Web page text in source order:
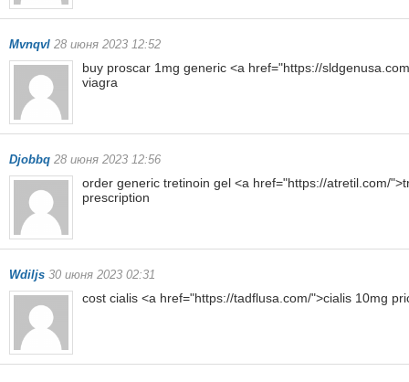
Mvnqvl 28 июня 2023 12:52
buy proscar 1mg generic <a href="https://
viagra
Djobbq 28 июня 2023 12:56
order generic tretinoin gel <a href="https://atretil.com/
prescription
Wdiljs 30 июня 2023 02:31
cost cialis <a href="https://tadflusa.com/">cialis 10mg